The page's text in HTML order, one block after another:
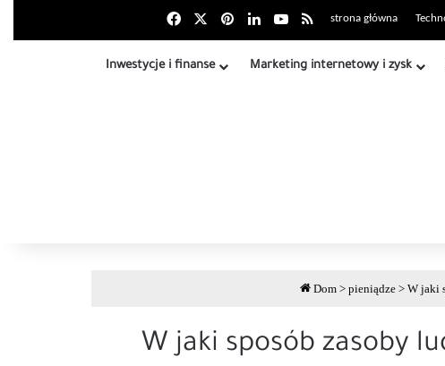
FacebookPinterestLinkedInYoutubePodsumowanie
strona główna
Inwestycje i finanse Marketing internetowy i zysk
Dom > pieniądze > W jaki
W jaki sposób zasoby